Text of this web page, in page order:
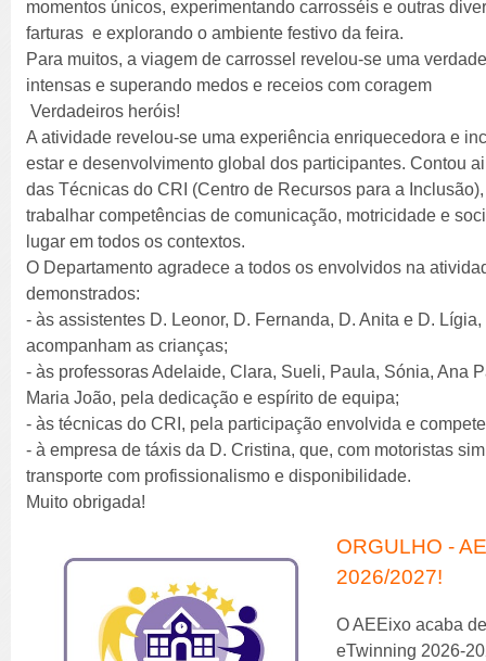
momentos únicos, experimentando carrosséis e outras
farturas e explorando o ambiente festivo da feira.
Para muitos, a viagem de carrossel revelou-se uma
intensas e superando medos e receios com coragem
Verdadeiros heróis!
A atividade revelou-se uma experiência enriquecedora e
estar e desenvolvimento global dos participantes. Contou
das Técnicas do CRI (Centro de Recursos para a
trabalhar competências de comunicação, motricidade e
lugar em todos os contextos.
O Departamento agradece a todos os envolvidos na
demonstrados:
- às assistentes D. Leonor, D. Fernanda, D. Anita e D.
acompanham as crianças;
- às professoras Adelaide, Clara, Sueli, Paula, Sónia, Ana
Maria João, pela dedicação e espírito de equipa;
- às técnicas do CRI, pela participação envolvida e
- à empresa de táxis da D. Cristina, que, com motoristas
transporte com profissionalismo e disponibilidade.
Muito obrigada!
ORGULHO -
2026/2027!
O AEEixo acaba
eTwinning 2026-